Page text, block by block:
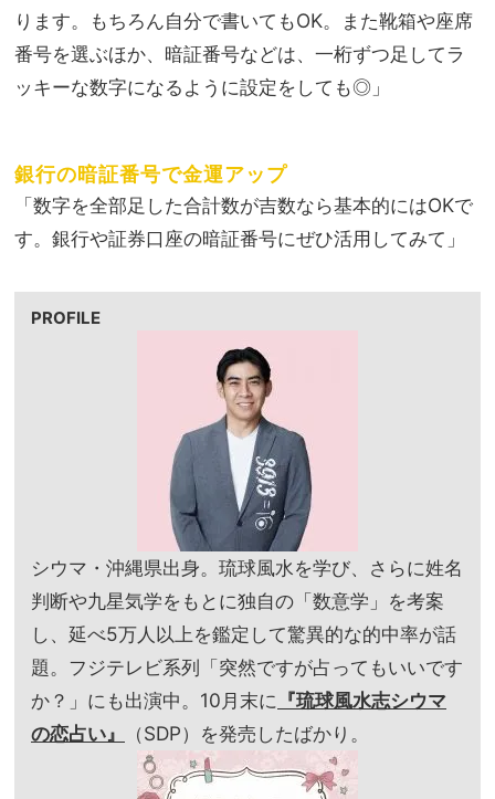
ります。もちろん自分で書いてもOK。また靴箱や座席
番号を選ぶほか、暗証番号などは、一桁ずつ足してラ
ッキーな数字になるように設定をしても◎」
銀行の暗証番号で金運アップ
「数字を全部足した合計数が吉数なら基本的にはOKで
す。銀行や証券口座の暗証番号にぜひ活用してみて」
PROFILE
シウマ・沖縄県出身。琉球風水を学び、さらに姓名
判断や九星気学をもとに独自の「数意学」を考案
し、延べ5万人以上を鑑定して驚異的な的中率が話
題。フジテレビ系列「突然ですが占ってもいいです
か？」にも出演中。10月末に 『琉球風水志シウマ
の恋占い』
（SDP）を発売したばかり。